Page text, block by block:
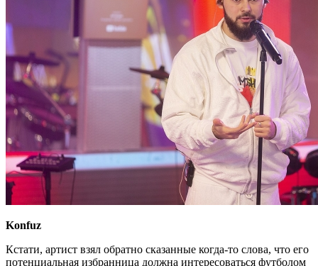
Konfuz
Кстати, артист взял обратно сказанные когда-то слова, что его
потенциальная избранница должна интересоваться футболом